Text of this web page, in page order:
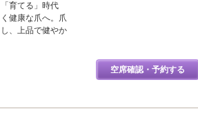
育てる」時代
健康な爪へ。爪
、上品で健やか
空席確認・予約する